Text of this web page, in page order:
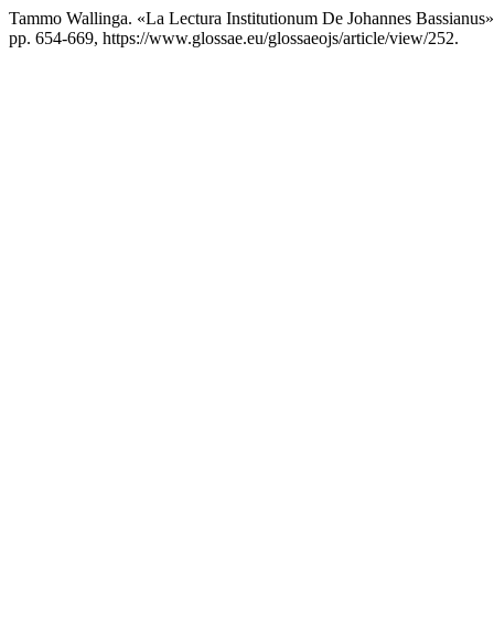
Tammo Wallinga. «La Lectura Institutionum De Johannes
pp. 654-669, https://www.glossae.eu/glossaeojs/article/view/252.